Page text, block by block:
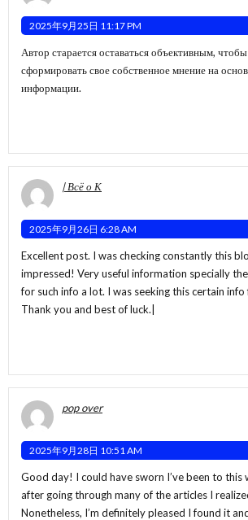
2025年9月25日 11:17 PM
Автор старается оставаться объективным,
сформировать свое собственное мнение на
информации.
| Всё о К
2025年9月26日 6:28 AM
Excellent post. I was checking constantly this
impressed! Very useful information specially
for such info a lot. I was seeking this certain
Thank you and best of luck.|
pop over
2025年9月28日 10:51 AM
Good day! I could have sworn I’ve been to
after going through many of the articles I
Nonetheless, I’m definitely pleased I found it